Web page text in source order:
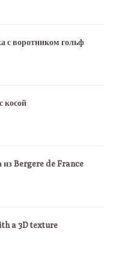
с воротником гольф
косой
из Bergere de France
a 3D texture